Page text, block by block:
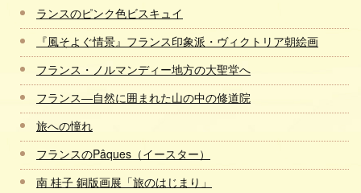
ランスのピンク色ビスキュイ
『風そよぐ情景』フランス印象派・ヴィクトリア朝絵画
フランス・ノルマンディー地方の大聖堂へ
フランス―自然に囲まれた山の中の修道院
旅への憧れ
フランスのPâques（イースター）
南 桂子 銅版画展「旅のはじまり」